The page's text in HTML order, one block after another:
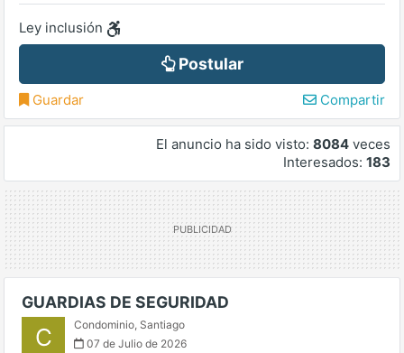
Ley inclusión
Postular
Guardar Compartir
El anuncio ha sido visto: 8084 veces
Interesados: 183
GUARDIAS DE SEGURIDAD
C Condominio, Santiago
07 de Julio de 2026